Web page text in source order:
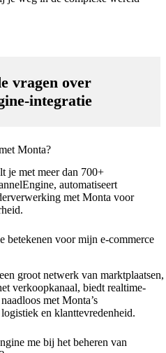
vragen over
integratie
Monta?
je met meer dan 700+
automatiseert
met Monta voor
betekenen voor mijn e-commerce
groot netwerk van marktplaatsen,
verkoopkanaal, biedt realtime-
met Monta’s
en klanttevredenheid.
me bij het beheren van